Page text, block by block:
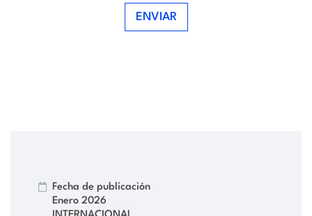
ENVIAR
Fecha de publicación
Enero 2026